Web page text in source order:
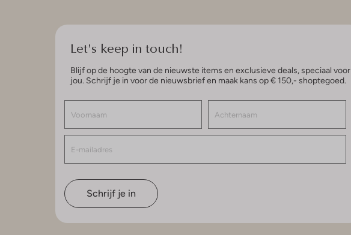
Let's keep in touch!
Blijf op de hoogte van de nieuwste items en exclusieve deals, speciaal voor
jou. Schrijf je in voor de nieuwsbrief en maak kans op € 150,- shoptegoed.
Schrijf je in